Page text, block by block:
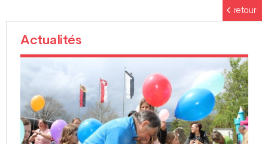
retour
Actualités